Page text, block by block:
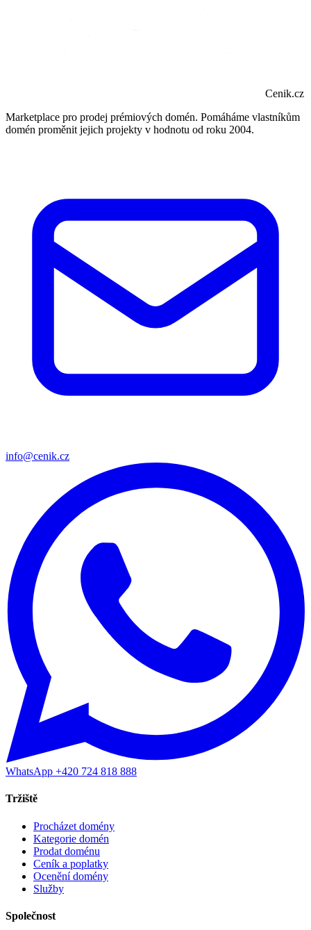
Cenik.cz
Marketplace pro prodej prémiových domén. Pomáháme vlastníkům
domén proměnit jejich projekty v hodnotu od roku 2004.
info@cenik.cz
WhatsApp +420 724 818 888
Tržiště
Procházet domény
Kategorie domén
Prodat doménu
Ceník a poplatky
Ocenění domény
Služby
Společnost